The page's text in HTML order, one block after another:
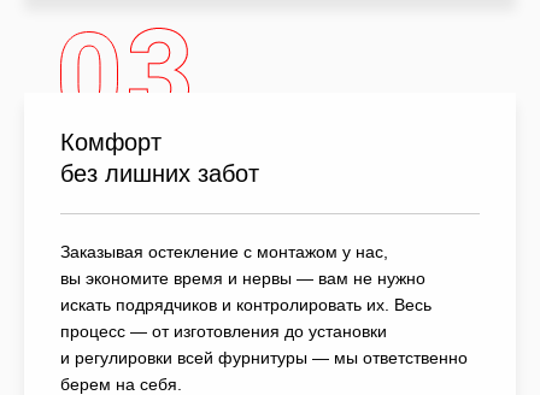
Комфорт
без лишних забот
Заказывая остекление с монтажом у нас,
вы экономите время и нервы — вам не нужно
искать подрядчиков и контролировать их. Весь
процесс — от изготовления до установки
и регулировки всей фурнитуры — мы ответственно
берем на себя.